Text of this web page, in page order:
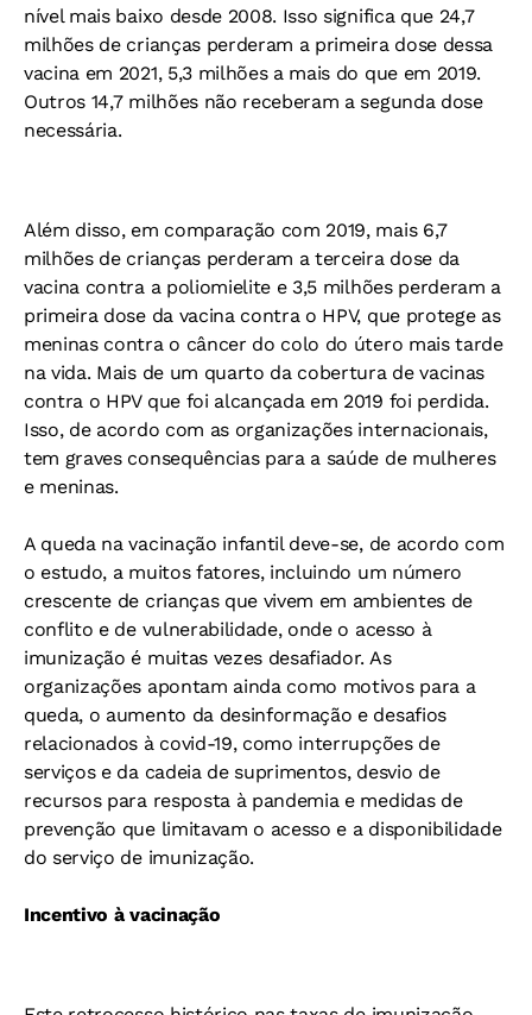
nível mais baixo desde 2008. Isso significa que 24,7
milhões de crianças perderam a primeira dose dessa
vacina em 2021, 5,3 milhões a mais do que em 2019.
Outros 14,7 milhões não receberam a segunda dose
necessária.
Além disso, em comparação com 2019, mais 6,7
milhões de crianças perderam a terceira dose da
vacina contra a poliomielite e 3,5 milhões perderam a
primeira dose da vacina contra o HPV, que protege as
meninas contra o câncer do colo do útero mais tarde
na vida. Mais de um quarto da cobertura de vacinas
contra o HPV que foi alcançada em 2019 foi perdida.
Isso, de acordo com as organizações internacionais,
tem graves consequências para a saúde de mulheres
e meninas.
A queda na vacinação infantil deve-se, de acordo com
o estudo, a muitos fatores, incluindo um número
crescente de crianças que vivem em ambientes de
conflito e de vulnerabilidade, onde o acesso à
imunização é muitas vezes desafiador. As
organizações apontam ainda como motivos para a
queda, o aumento da desinformação e desafios
relacionados à covid-19, como interrupções de
serviços e da cadeia de suprimentos, desvio de
recursos para resposta à pandemia e medidas de
prevenção que limitavam o acesso e a disponibilidade
do serviço de imunização.
Incentivo à vacinação